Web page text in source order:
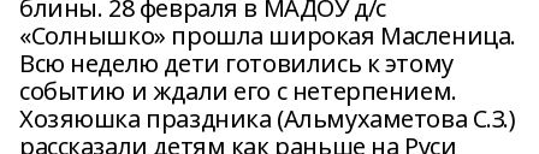
блины. 28 февраля в МАДОУ д/с
«Солнышко» прошла широкая Масленица.
Всю неделю дети готовились к этому
событию и ждали его с нетерпением.
Хозяюшка праздника (Альмухаметова С.З.)
рассказали детям как раньше на Руси